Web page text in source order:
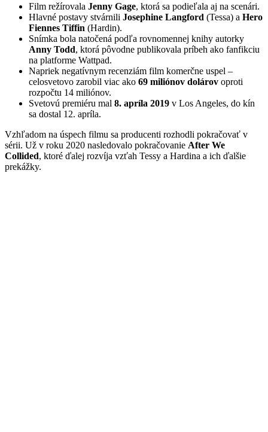
Film režírovala Jenny Gage, ktorá sa podieľala aj na scenári.
Hlavné postavy stvárnili Josephine Langford (Tessa) a Hero
Fiennes Tiffin (Hardin).
Snímka bola natočená podľa rovnomennej knihy autorky
Anny Todd, ktorá pôvodne publikovala príbeh ako fanfikciu
na platforme Wattpad.
Napriek negatívnym recenziám film komerčne uspel –
celosvetovo zarobil viac ako 69 miliónov dolárov oproti
rozpočtu 14 miliónov.
Svetovú premiéru mal 8. apríla 2019 v Los Angeles, do kín
sa dostal 12. apríla.
Vzhľadom na úspech filmu sa producenti rozhodli pokračovať v
sérii. Už v roku 2020 nasledovalo pokračovanie After We
Collided, ktoré ďalej rozvíja vzťah Tessy a Hardina a ich ďalšie
prekážky.